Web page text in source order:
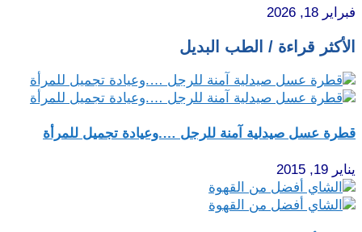
فبراير 18, 2026
الأكثر قراءة / الطب البديل
قطرة عسل صيدلية آمنة للرجل ….وعيادة تجميل للمرأة
يناير 19, 2015